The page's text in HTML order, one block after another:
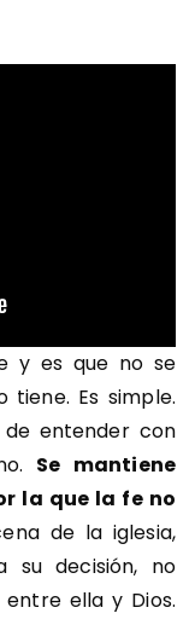
y es que no se
Es simple.
entender con
Se mantiene
la que la fe no
de la iglesia,
su decisión, no
ella y Dios.